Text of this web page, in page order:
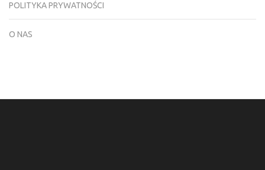
POLITYKA PRYWATNOŚCI
O NAS